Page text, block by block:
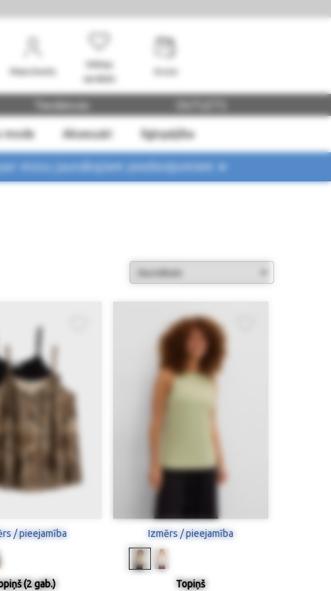
Mans konts
Vēlmju
saraksts
mode Aksesuāri Ilgtspējība
Tendences
mūsu jaunākajiem piedāvājumiem ➤
/ pieejamība
(2 gab.)
Izmērs / pieejamība
Topiņš